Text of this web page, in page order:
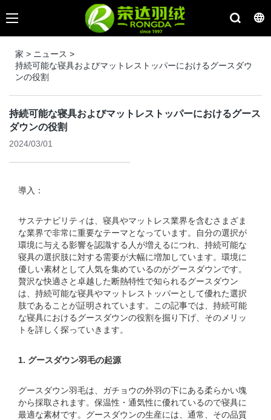
家 > ニュース >
持続可能な寝具およびマットレストッパーにおけるグースダウ
ンの役割
持続可能な寝具およびマットレストッパーにおけるグース
ダウンの役割
2024/03/01
導入：
サステナビリティは、寝具やマットレス業界を含むさまざま
な業界で非常に重要なテーマとなっています。自分の選択が
環境に与える影響を認識する人が増えるにつれ、持続可能な
寝具の選択肢に対する需要が大幅に増加しています。環境に
優しい素材として人気を集めているのがグースダウンです。
贅沢な快適さと卓越した断熱特性で知られるグースダウン
は、持続可能な寝具やマットレストッパーとして優れた選択
肢であることが証明されています。この記事では、持続可能
な寝具におけるグースダウンの役割を掘り下げ、そのメリッ
トを詳しく探っていきます。
1. グースダウン羽毛の起源
グースダウン羽毛は、ガチョウの外羽の下にある柔らかい塊
から採取されます。保温性・通気性に優れているので寝具に
最適な素材です。グースダウンの生産には、通常、その品質